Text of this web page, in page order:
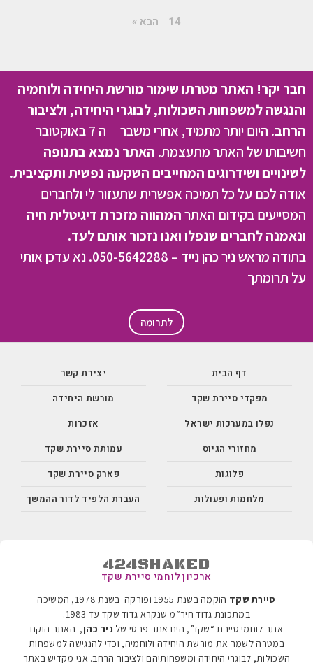
14 הבא »
חבר יקר! האתר מטרתו שימור מורשת היחידה ולוחמיה
והנגשה למשפחות השכולות, לבוגרי היחידה, ולציבור
הרחב.
היום יותר מתמיד, אחרי משבר ה 7 באוקטובר
חשיבותו של האתר מתעצמת. האתר נמצא בתנופה
לשינויים ושידרוגים המחייבים השקעה נפשית ותקציבית.
אודה לכם על כל תמיכה אפשרית שתעזור לי ולחברים
המסייעים בקידום האתרהמהווה מזכרת דיגיטלית חיה
ונאמנה לחברים שנפלו ואנו נזכור אותם לעד.
בתודה מראש ניר כהן נייד – 050-5642288. נא עדכן אותי
על תרומתך
לתרומה
דף הבית
מפקדי סיירת שקד
נפלו במערכות ישראל
מחזורי הגיוס
פלוגות
מלחמות ופעולות
יצירת קשר
מורשת היחידה
אזכרות
עמותת סיירת שקד
פארק סיירת שקד
העברת הלפיד לדור ההמשך
424SHAKED
ארכיון לוחמי סיירת שקד
סיירת שקד
הוקמה בשנת 1955 ופורקה בשנת 1978, המשיכה
במתכונת גדוד חיר”מ שנקרא גדוד שקד עד 1983
.
אתר לוחמי סיירת “שקד”, הינו אתר פרטי של ניר כהן, האתר הוקם
במטרה לשמר את מורשת היחידה ולוחמיה, וכדי להנגישה למשפחות
השכולות, לבוגרי היחידה ומשפחותיהם ולציבור הרחב. אני מקדיש באתר